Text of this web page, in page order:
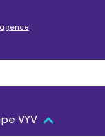
VYV